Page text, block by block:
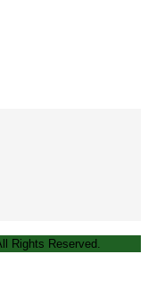
Rights Reserved.